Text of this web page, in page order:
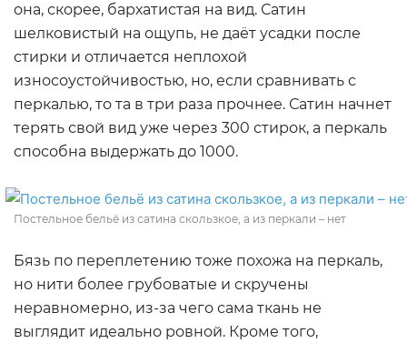
она, скорее, бархатистая на вид. Сатин
шелковистый на ощупь, не даёт усадки после
стирки и отличается неплохой
износоустойчивостью, но, если сравнивать с
перкалью, то та в три раза прочнее. Сатин начнет
терять свой вид уже через 300 стирок, а перкаль
способна выдержать до 1000.
Постельное бельё из сатина скользкое, а из перкали – нет
Бязь по переплетению тоже похожа на перкаль,
но нити более грубоватые и скручены
неравномерно, из-за чего сама ткань не
выглядит идеально ровной. Кроме того,